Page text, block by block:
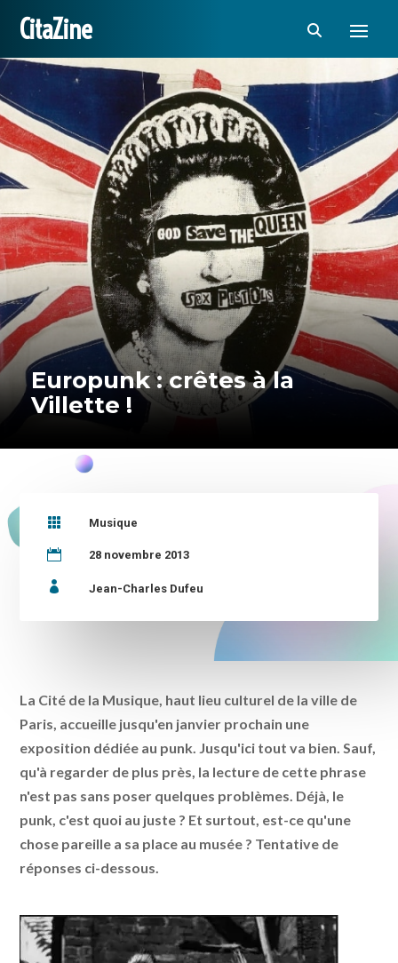
CitaZine
Europunk : crêtes à la
Villette !
 Musique
 28 novembre 2013
 Jean-Charles Dufeu
La Cité de la Musique, haut lieu culturel de la ville de
Paris, accueille jusqu'en janvier prochain une
exposition dédiée au punk. Jusqu'ici tout va bien. Sauf,
qu'à regarder de plus près, la lecture de cette phrase
n'est pas sans poser quelques problèmes. Déjà, le
punk, c'est quoi au juste ? Et surtout, est-ce qu'une
chose pareille a sa place au musée ? Tentative de
réponses ci-dessous.